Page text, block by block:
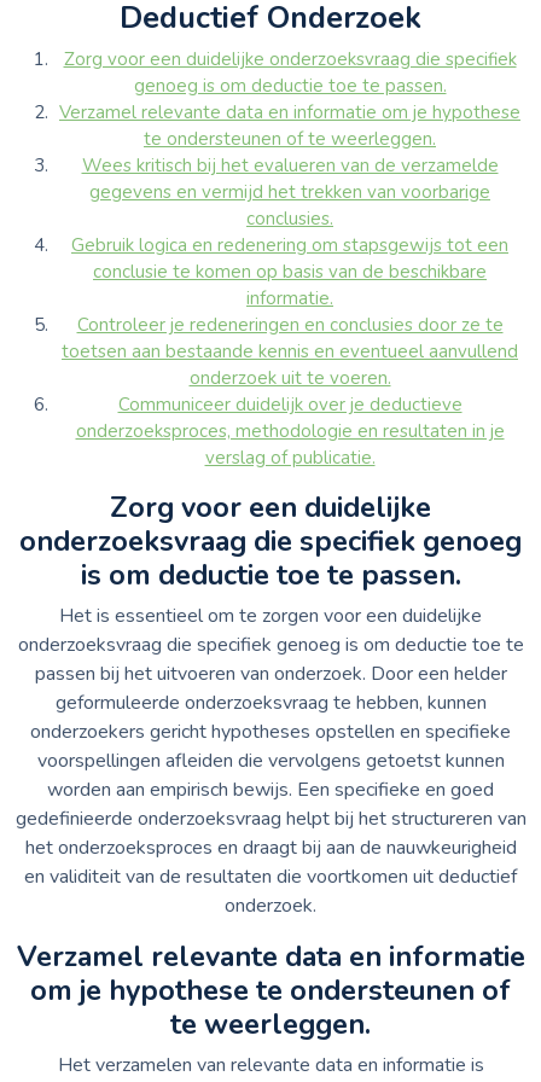
Deductief Onderzoek
Zorg voor een duidelijke onderzoeksvraag die specifiek
genoeg is om deductie toe te passen.
Verzamel relevante data en informatie om je hypothese
te ondersteunen of te weerleggen.
Wees kritisch bij het evalueren van de verzamelde
gegevens en vermijd het trekken van voorbarige
conclusies.
Gebruik logica en redenering om stapsgewijs tot een
conclusie te komen op basis van de beschikbare
informatie.
Controleer je redeneringen en conclusies door ze te
toetsen aan bestaande kennis en eventueel aanvullend
onderzoek uit te voeren.
Communiceer duidelijk over je deductieve
onderzoeksproces, methodologie en resultaten in je
verslag of publicatie.
Zorg voor een duidelijke
onderzoeksvraag die specifiek genoeg
is om deductie toe te passen.
Het is essentieel om te zorgen voor een duidelijke
onderzoeksvraag die specifiek genoeg is om deductie toe te
passen bij het uitvoeren van onderzoek. Door een helder
geformuleerde onderzoeksvraag te hebben, kunnen
onderzoekers gericht hypotheses opstellen en specifieke
voorspellingen afleiden die vervolgens getoetst kunnen
worden aan empirisch bewijs. Een specifieke en goed
gedefinieerde onderzoeksvraag helpt bij het structureren van
het onderzoeksproces en draagt bij aan de nauwkeurigheid
en validiteit van de resultaten die voortkomen uit deductief
onderzoek.
Verzamel relevante data en informatie
om je hypothese te ondersteunen of
te weerleggen.
Het verzamelen van relevante data en informatie is